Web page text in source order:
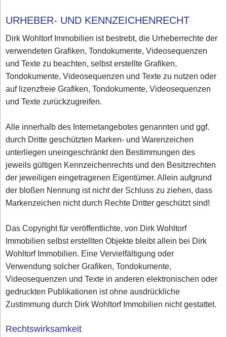
URHEBER- UND KENNZEICHENRECHT
Dirk Wohltorf Immobilien ist bestrebt, die Urheberrechte der
verwendeten Grafiken, Tondokumente, Videosequenzen
und Texte zu beachten, selbst erstellte Grafiken,
Tondokumente, Videosequenzen und Texte zu nutzen oder
auf lizenzfreie Grafiken, Tondokumente, Videosequenzen
und Texte zurückzugreifen.
Alle innerhalb des Internetangebotes genannten und ggf.
durch Dritte geschützten Marken- und Warenzeichen
unterliegen uneingeschränkt den Bestimmungen des
jeweils gültigen Kennzeichenrechts und den Besitzrechten
der jeweiligen eingetragenen Eigentümer. Allein aufgrund
der bloßen Nennung ist nicht der Schluss zu ziehen, dass
Markenzeichen nicht durch Rechte Dritter geschützt sind!
Das Copyright für veröffentlichte, von Dirk Wohltorf
Immobilien selbst erstellten Objekte bleibt allein bei Dirk
Wohltorf Immobilien. Eine Vervielfältigung oder
Verwendung solcher Grafiken, Tondokumente,
Videosequenzen und Texte in anderen elektronischen oder
gedruckten Publikationen ist ohne ausdrückliche
Zustimmung durch Dirk Wohltorf Immobilien nicht gestattet.
Rechtswirksamkeit